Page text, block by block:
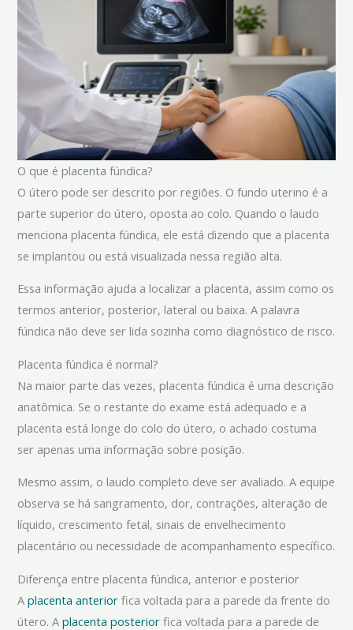
O que é placenta fúndica?
O útero pode ser descrito por regiões. O fundo uterino é a
parte superior do útero, oposta ao colo. Quando o laudo
menciona placenta fúndica, ele está dizendo que a placenta
se implantou ou está visualizada nessa região alta.
Essa informação ajuda a localizar a placenta, assim como os
termos anterior, posterior, lateral ou baixa. A palavra
fúndica não deve ser lida sozinha como diagnóstico de risco.
Placenta fúndica é normal?
Na maior parte das vezes, placenta fúndica é uma descrição
anatômica. Se o restante do exame está adequado e a
placenta está longe do colo do útero, o achado costuma
ser apenas uma informação sobre posição.
Mesmo assim, o laudo completo deve ser avaliado. A equipe
observa se há sangramento, dor, contrações, alteração de
líquido, crescimento fetal, sinais de envelhecimento
placentário ou necessidade de acompanhamento específico.
Diferença entre placenta fúndica, anterior e posterior
Aplacenta anterior fica voltada para a parede da frente do
útero. Aplacenta posterior fica voltada para a parede de